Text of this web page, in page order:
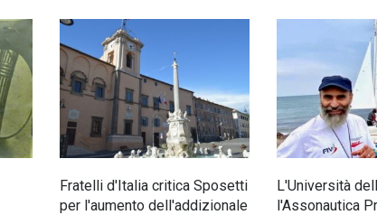
Fratelli d'Italia critica Sposetti
per l'aumento dell'addizionale
L'Università
l'Assonautica